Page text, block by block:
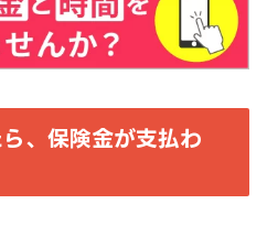
、保険金が支払わ